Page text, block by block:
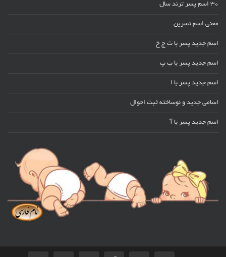
30 اسم پسر ترند سال
معنی اسم نسرین
اسم جدید پسر با ت ج خ
اسم جدید پسر با ب پ
اسم جدید پسر با ا
اسامی جدید و نوساخته ثبت احوال
اسم جدید پسر با آ